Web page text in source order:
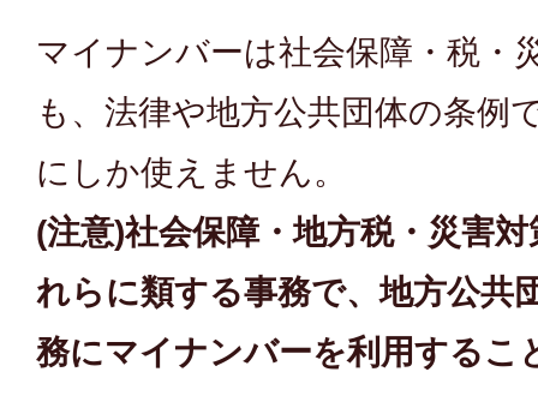
マイナンバーは社会保障・税・
も、法律や地方公共団体の条例
にしか使えません。
(注意)社会保障・地方税・災害
れらに類する事務で、地方公共
務にマイナンバーを利用するこ